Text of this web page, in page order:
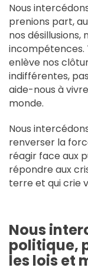
Nous
prenions part,
nos désillusions,
incompétences.
enlève nos
indifférentes,
aide-nous à
monde.
Nous
renverser la
réagir face aux
répondre aux
terre et qui crie
Nous
politique,
les lois et